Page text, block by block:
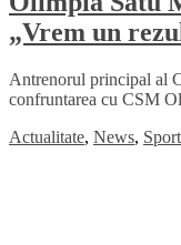
„Vrem un
Antrenorul principal al
confruntarea cu CSM
Actualitate, News, Sport